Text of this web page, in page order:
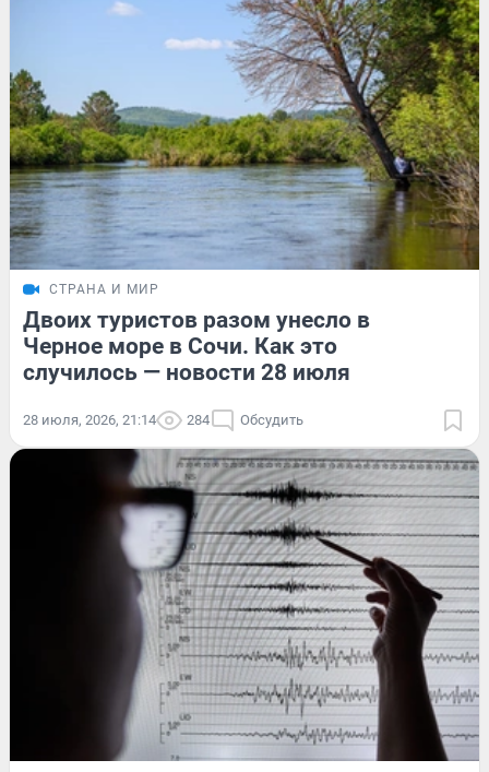
СТРАНА И МИР
Двоих туристов разом унесло в
Черное море в Сочи. Как это
случилось — новости 28 июля
28 июля, 2026, 21:14 284 Обсудить